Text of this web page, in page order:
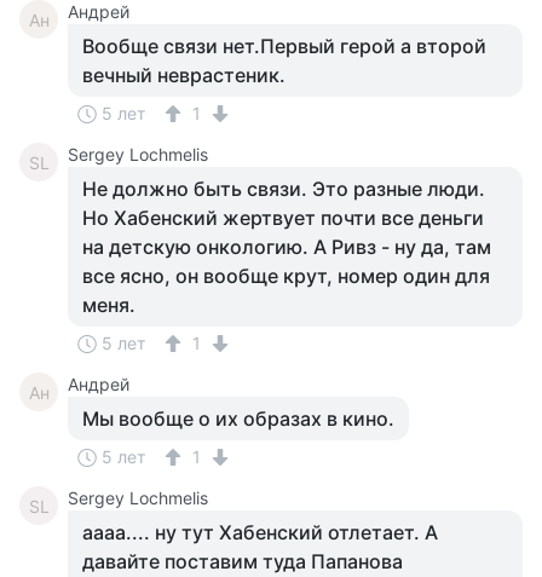
Ан Андрей
Вообще связи нет.Первый герой а второй
вечный неврастеник.
5 лет 1
SL Sergey Lochmelis
Не должно быть связи. Это разные люди.
Но Хабенский жертвует почти все деньги
на детскую онкологию. А Ривз - ну да, там
все ясно, он вообще крут, номер один для
меня.
5 лет 1
Ан Андрей
Мы вообще о их образах в кино.
5 лет 1
SL Sergey Lochmelis
аааа.... ну тут Хабенский отлетает. А
давайте поставим туда Папанова